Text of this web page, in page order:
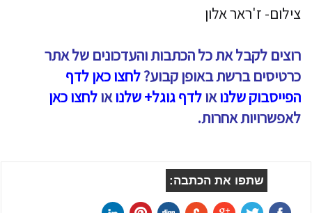
צילום- ז'ראר אלון
רוצים לקבל את כל הכתבות והעדכונים של אתר
כרטיסים ברשת באופן קבוע?לחצו כאן לדף
הפייסבוק שלנואולדף גוגל+ שלנואולחצו כאן
לאפשרויות אחרות.
שתפו את הכתבה: